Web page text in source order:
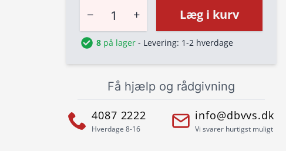
− + Læg i kurv
8 på lager - Levering: 1-2 hverdage
Få hjælp og rådgivning
4087 2222
Hverdage 8-16
info@dbvvs.dk
Vi svarer hurtigst muligt